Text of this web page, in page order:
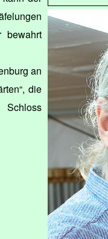
bewahrt
an
die
Schloss